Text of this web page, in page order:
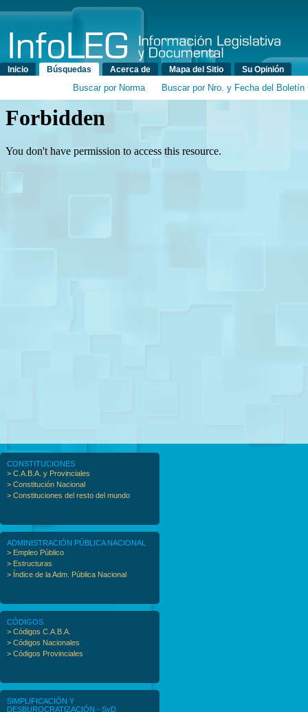
Menú principal
Inicio Búsquedas Acerca de Mapa del Sitio Su Opinión
Buscar por Norma Buscar por Nro. y Fecha del Boletín
CONSTITUCIONES
> C.A.B.A. y Provinciales
> Constitución Nacional
> Constituciones del resto del mundo
ADMINISTRACIÓN PÚBLICA NACIONAL
> Empleo Público
> Estructuras
> Índice de la Adm. Pública Nacional
CÓDIGOS
> Códigos C.A.B.A.
> Códigos Nacionales
> Códigos Provinciales
SIMPLIFICACIÓN Y
DESBUROCRATIZACIÓN - SyD